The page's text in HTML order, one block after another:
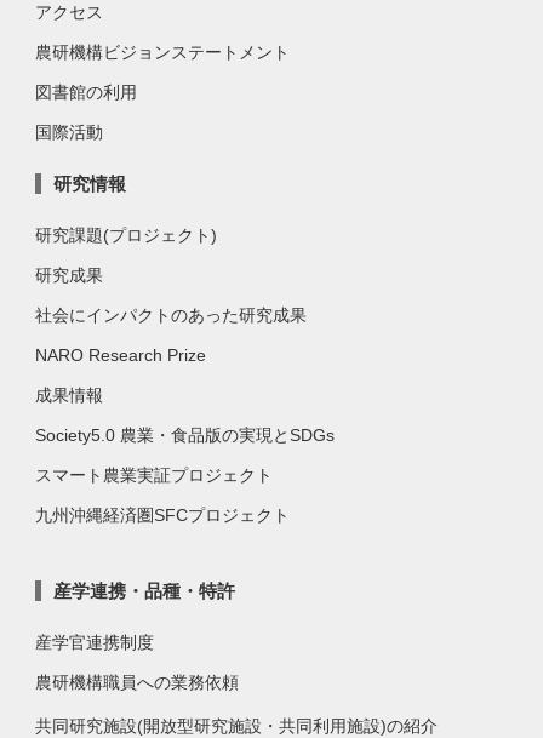
アクセス
農研機構ビジョンステートメント
図書館の利用
国際活動
研究情報
研究課題(プロジェクト)
研究成果
社会にインパクトのあった研究成果
NARO Research Prize
成果情報
Society5.0 農業・食品版の実現とSDGs
スマート農業実証プロジェクト
九州沖縄経済圏SFCプロジェクト
産学連携・品種・特許
産学官連携制度
農研機構職員への業務依頼
共同研究施設(開放型研究施設・共同利用施設)の紹介